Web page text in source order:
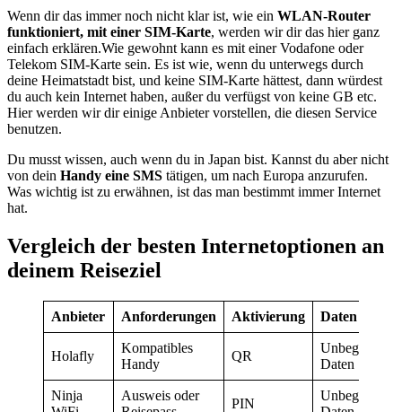
Wenn dir das immer noch nicht klar ist, wie ein WLAN-Router
funktioniert, mit einer SIM-Karte, werden wir dir das hier ganz
einfach erklären.Wie gewohnt kann es mit einer Vodafone oder
Telekom SIM-Karte sein. Es ist wie, wenn du unterwegs durch
deine Heimatstadt bist, und keine SIM-Karte hättest, dann würdest
du auch kein Internet haben, außer du verfügst von keine GB etc.
Hier werden wir dir einige Anbieter vorstellen, die diesen Service
benutzen.
Du musst wissen, auch wenn du in Japan bist. Kannst du aber nicht
von dein Handy eine SMS tätigen, um nach Europa anzurufen.
Was wichtig ist zu erwähnen, ist das man bestimmt immer Internet
hat.
Vergleich der besten Internetoptionen an
deinem Reiseziel
Anbieter Anforderungen Aktivierung Daten
Holafly
Kompatibles
Handy
QR
Unbegrenzt
Daten
Ninja
Ausweis oder
PIN
Unbegrenzt